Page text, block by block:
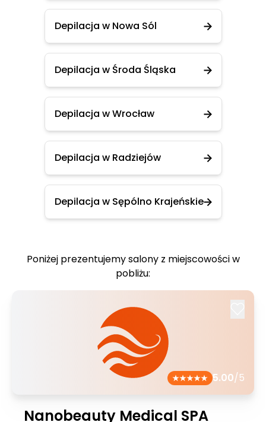
Depilacja w Nowa Sól
Depilacja w Środa Śląska
Depilacja w Wrocław
Depilacja w Radziejów
Depilacja w Sępólno Krajeńskie
Poniżej prezentujemy salony z miejscowości w
pobliżu:
5.00/5
Nanobeauty Medical SPA